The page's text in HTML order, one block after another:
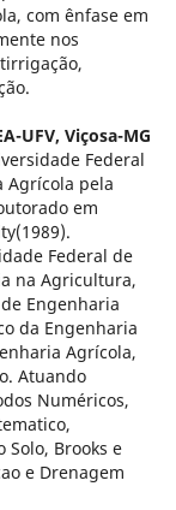
com ênfase em
nos
UFV, Viçosa-MG
Federal
Agrícola pela
em
Federal de
na Agricultura,
Engenharia
da Engenharia
Agrícola,
Atuando
Numéricos,
Solo, Brooks e
e Drenagem